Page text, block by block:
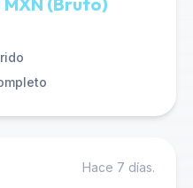
Hace 7 días.